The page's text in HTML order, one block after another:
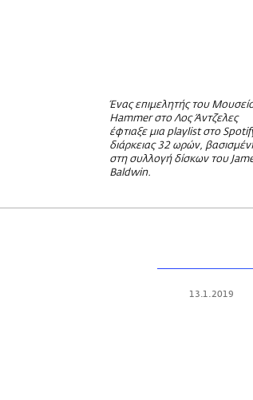
Ένας επιμελητής του
Hammer στο Λος Άντζελες
έφτιαξε μια playlist στο
διάρκειας 32 ωρών,
στη συλλογή δίσκων του
Baldwin.
13.1.2019